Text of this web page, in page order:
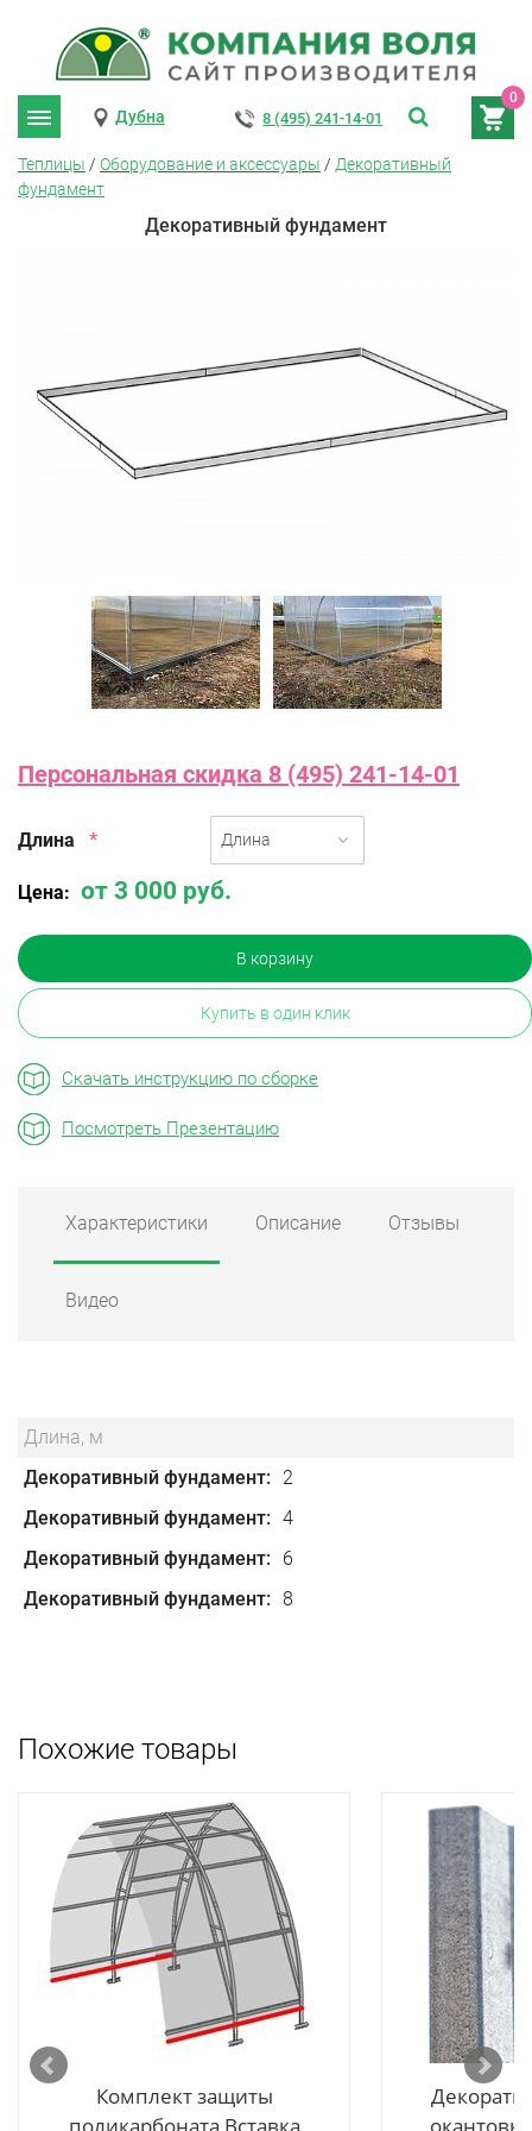
0
Дубна 8 (495) 241-14-01
Теплицы / Оборудование и аксессуары / Декоративный
фундамент
Декоративный фундамент
Персональная скидка 8 (495) 241-14-01
Длина * Длина
Цена: от 3 000 руб.
В корзину
Купить в один клик
Скачать инструкцию по сборке
Посмотреть Презентацию
Характеристики Описание Отзывы
Видео
Длина, м
Декоративный фундамент
2
Декоративный фундамент
4
Декоративный фундамент
6
Декоративный фундамент
8
Похожие товары
Комплект защиты
поликарбоната Вставка